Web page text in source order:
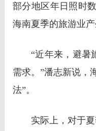
部分地区年日照时
海南夏季的旅游业产
“近年来，避暑
需求。”潘志新说，
法”。
实际上，对于